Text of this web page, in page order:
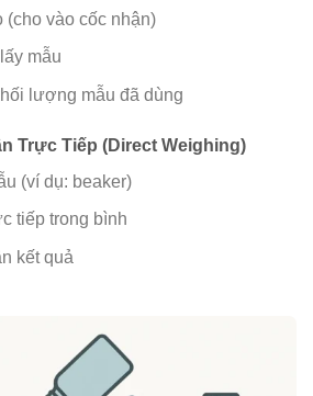
(cho vào cốc nhận)
mẫu
lượng mẫu đã dùng
Trực Tiếp (Direct Weighing)
(ví dụ: beaker)
tiếp trong bình
kết quả